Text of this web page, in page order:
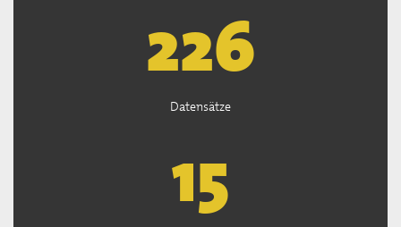
226
Datensätze
15